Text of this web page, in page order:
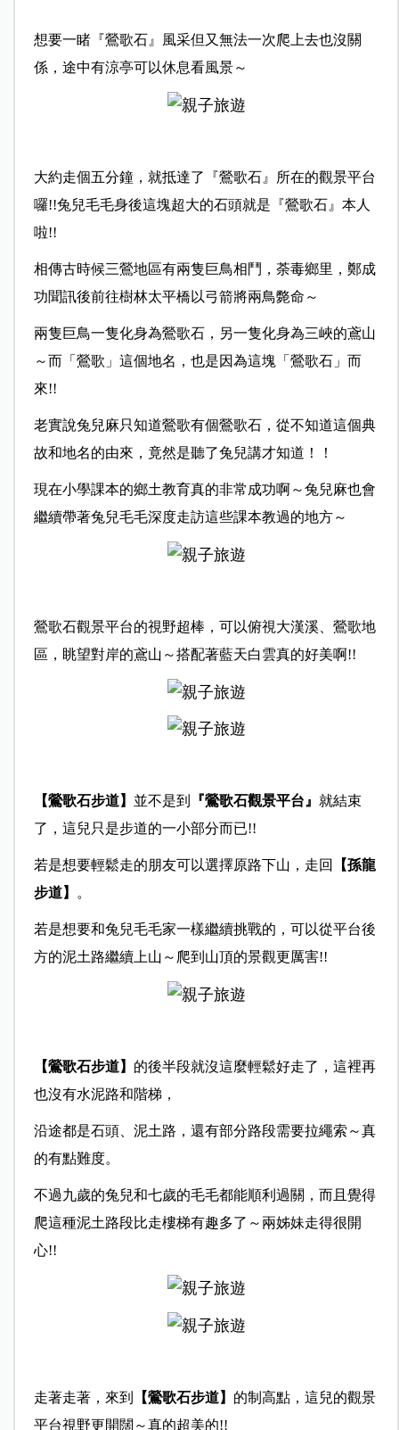
想要一睹『鶯歌石』風采但又無法一次爬上去也沒關
係，途中有涼亭可以休息看風景～
大約走個五分鐘，就抵達了『鶯歌石』所在的觀景平台
囉!!兔兒毛毛身後這塊超大的石頭就是『鶯歌石』本人
啦!!
相傳古時候三鶯地區有兩隻巨鳥相鬥，荼毒鄉里，鄭成
功聞訊後前往樹林太平橋以弓箭將兩鳥斃命～
兩隻巨鳥一隻化身為鶯歌石，另一隻化身為三峽的鳶山
～而「鶯歌」這個地名，也是因為這塊「鶯歌石」而
來!!
老實說兔兒麻只知道鶯歌有個鶯歌石，從不知道這個典
故和地名的由來，竟然是聽了兔兒講才知道！！
現在小學課本的鄉土教育真的非常成功啊～兔兒麻也會
繼續帶著兔兒毛毛深度走訪這些課本教過的地方～
鶯歌石觀景平台的視野超棒，可以俯視大漢溪、鶯歌地
區，眺望對岸的鳶山～搭配著藍天白雲真的好美啊!!
【鶯歌石步道】 並不是到 『鶯歌石觀景平台』 就結束
了，這兒只是步道的一小部分而已!!
若是想要輕鬆走的朋友可以選擇原路下山，走回
【孫龍
步道】 。
若是想要和兔兒毛毛家一樣繼續挑戰的，可以從平台後
方的泥土路繼續上山～爬到山頂的景觀更厲害!!
【鶯歌石步道】 的後半段就沒這麼輕鬆好走了，這裡再
也沒有水泥路和階梯，
沿途都是石頭、泥土路，還有部分路段需要拉繩索～真
的有點難度。
不過九歲的兔兒和七歲的毛毛都能順利過關，而且覺得
爬這種泥土路段比走樓梯有趣多了～兩姊妹走得很開
心!!
走著走著，來到 【鶯歌石步道】 的制高點，這兒的觀景
平台視野更開闊～真的超美的!!